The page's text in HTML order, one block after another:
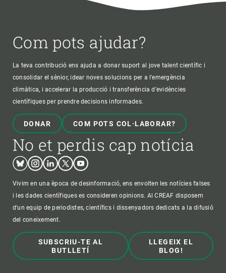
Com pots ajudar?
La teva contribució ens ajuda a donar suport al jove talent científic i
consolidar el sènior, idear noves solucions per a l'emergència
climàtica, i accelerar la producció i transferència d’evidències
científiques per prendre decisions informades.
DONAR COM POTS COL·LABORAR?
No et perdis cap notícia
BlueskyInstagram
LinkedinTwitterYoutube
Vivim en una època de desinformació, ens envolten les notícies falses
i les dades científiques es consideren opinions. Al CREAF disposem
d'un equip de periodistes, científics i dissenyadors dedicats a la difusió
del coneixement.
SUBSCRIU-TE AL
BUTLLETÍ
LLEGEIX EL
BLOG!